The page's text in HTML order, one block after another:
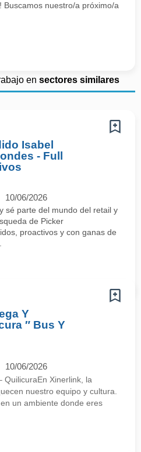
nuestro/a próximo/a
en sectores similares
Isabel
- Full
10/06/2026
sé parte del mundo del retail y
de Picker
proactivos y con ganas de
Y
″ Bus Y
10/06/2026
QuilicuraEn Xinerlink, la
nuestro equipo y cultura.
un ambiente donde eres